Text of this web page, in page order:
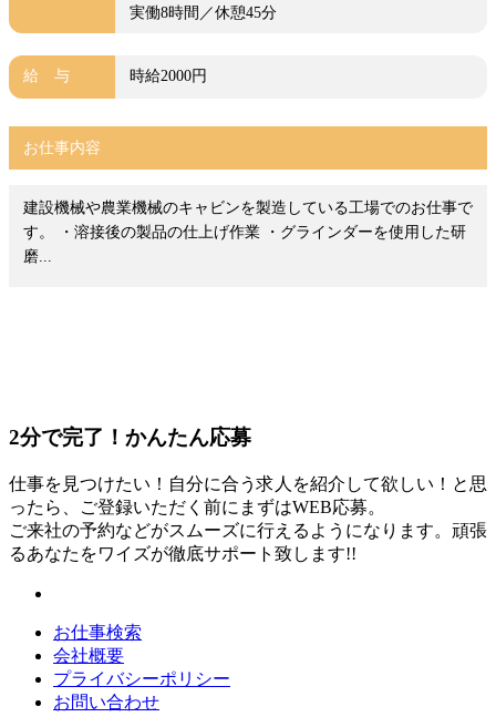
実働8時間／休憩45分
給 与 時給2000円
お仕事内容
建設機械や農業機械のキャビンを製造している工場でのお仕事で
す。 ・溶接後の製品の仕上げ作業 ・グラインダーを使用した研
磨...
2分で完了！かんたん応募
仕事を見つけたい！自分に合う求人を紹介して欲しい！と思
ったら、ご登録いただく前にまずはWEB応募。
ご来社の予約などがスムーズに行えるようになります。頑張
るあなたをワイズが徹底サポート致します!!
お仕事検索
会社概要
プライバシーポリシー
お問い合わせ